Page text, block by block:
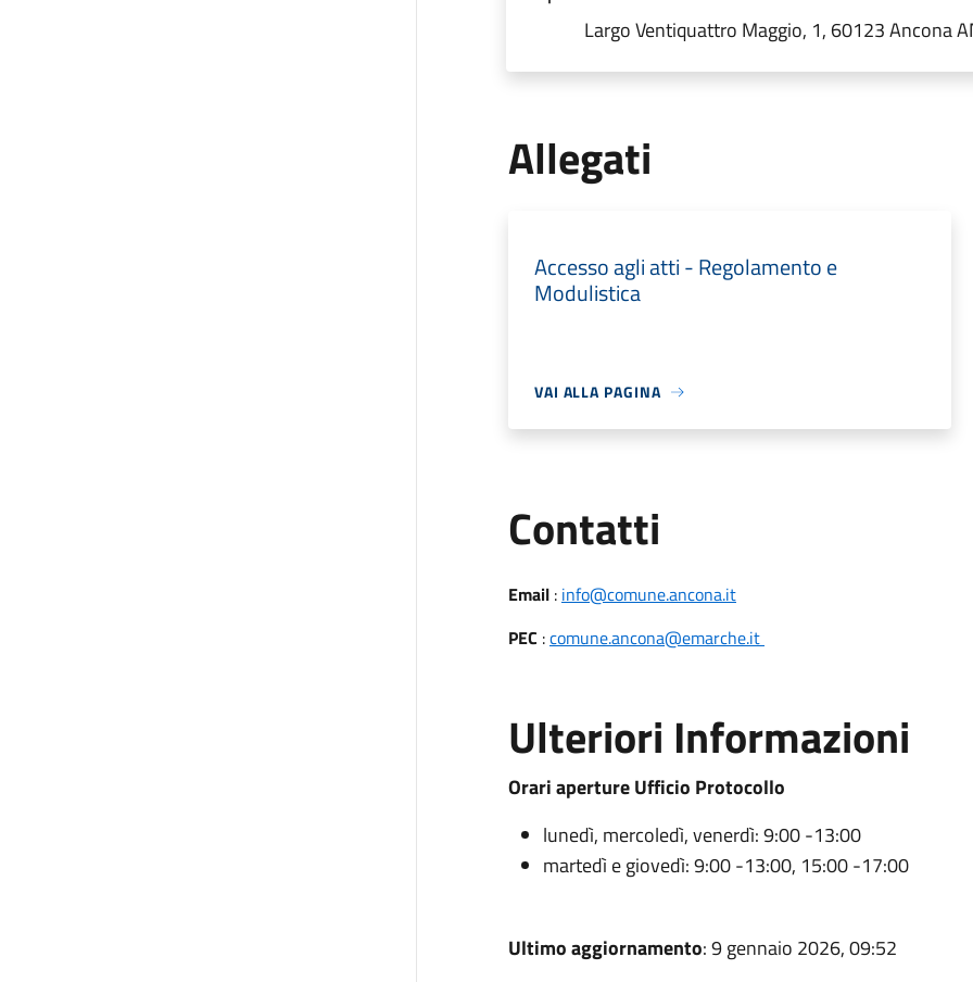
Largo Ventiquattro Maggio, 1, 60123 Ancona
Allegati
Accesso agli atti - Regolamento e
Modulistica
VAI ALLA PAGINA
Contatti
Email: info@comune.ancona.it
PEC :comune.ancona@emarche.it
Ulteriori Informazioni
Orari aperture Ufficio Protocollo
lunedì, mercoledì, venerdì: 9:00 -13:00
martedì e giovedì: 9:00 -13:00, 15:00 -17:00
Ultimo aggiornamento: 9 gennaio 2026, 09:52